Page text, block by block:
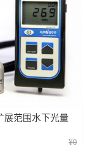
展范围水下光量
¥0